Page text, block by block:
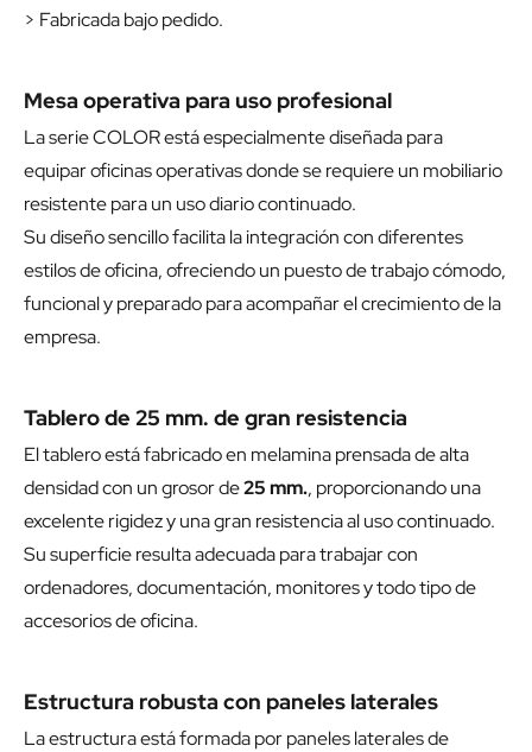
> Fabricada bajo pedido.
Mesa operativa para uso profesional
La serie COLOR está especialmente diseñada para
equipar oficinas operativas donde se requiere un mobiliario
resistente para un uso diario continuado.
Su diseño sencillo facilita la integración con diferentes
estilos de oficina, ofreciendo un puesto de trabajo cómodo,
funcional y preparado para acompañar el crecimiento de la
empresa.
Tablero de 25 mm. de gran resistencia
El tablero está fabricado en melamina prensada de alta
densidad con un grosor de25 mm., proporcionando una
excelente rigidez y una gran resistencia al uso continuado.
Su superficie resulta adecuada para trabajar con
ordenadores, documentación, monitores y todo tipo de
accesorios de oficina.
Estructura robusta con paneles laterales
La estructura está formada por paneles laterales de